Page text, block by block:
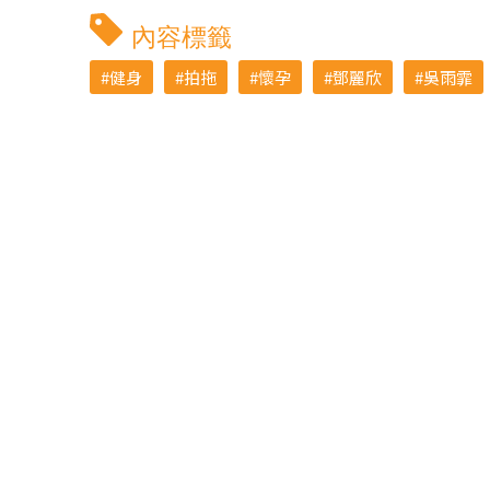
內容標籤
健身 拍拖 懷孕 鄧麗欣 吳雨霏